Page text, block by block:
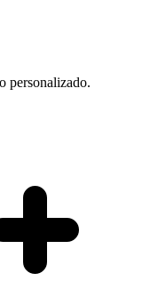
personalizado.